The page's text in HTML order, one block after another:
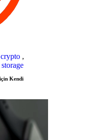
crypto ,
Kendi